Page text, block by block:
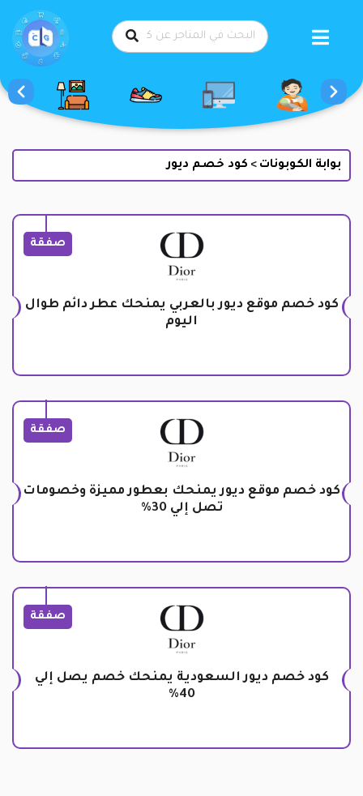
بوابة الكوبونات > كود خصم ديور
صفقة
كود خصم موقع ديور بالعربي يمنحك عطر دائم طوال
اليوم
صفقة
كود خصم موقع ديور يمنحك بعطور مميزة وخصومات
تصل إلي 30%
صفقة
كود خصم ديور السعودية يمنحك خصم يصل إلي
40%